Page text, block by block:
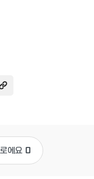
에요 0